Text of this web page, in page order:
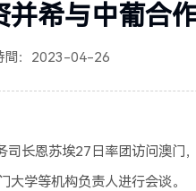
希与中葡合
間：2023-04-26
恩苏埃27日率团访问澳门
大学等机构负责人进行会